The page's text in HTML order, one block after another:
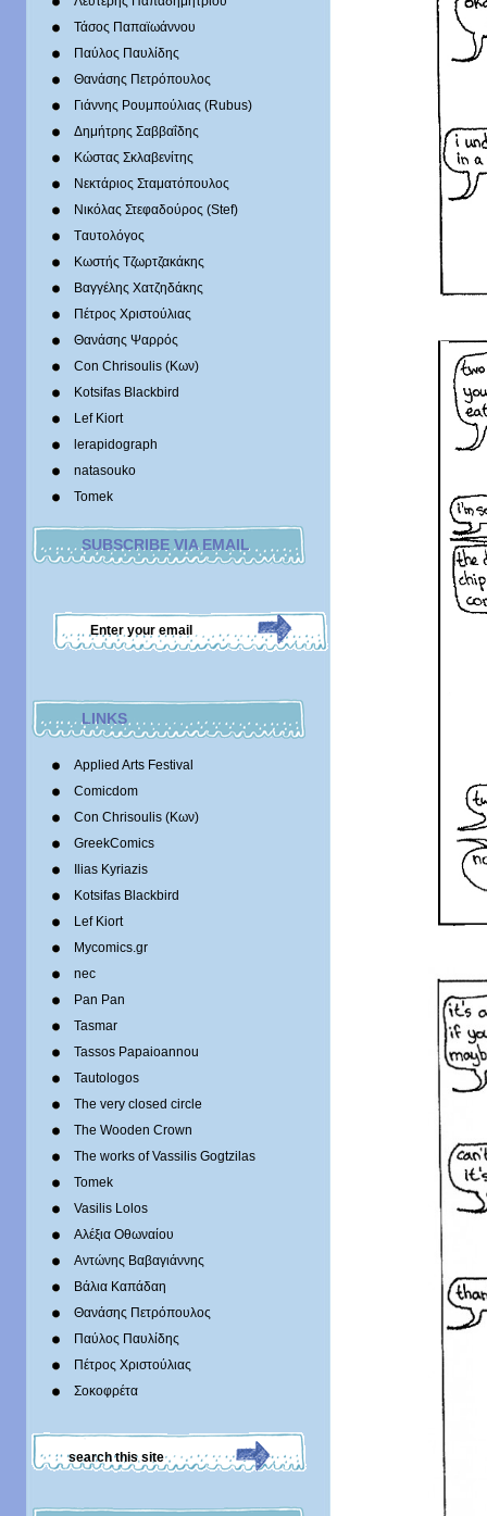
Τάσος Παπαϊωάννου
Παύλος Παυλίδης
Θανάσης Πετρόπουλος
Γιάννης Ρουμπούλιας (Rubus)
Δημήτρης Σαββαΐδης
Κώστας Σκλαβενίτης
Νεκτάριος Σταματόπουλος
Νικόλας Στεφαδούρος (Stef)
Tαυτολόγος
Κωστής Τζωρτζακάκης
Βαγγέλης Χατζηδάκης
Πέτρος Χριστούλιας
Θανάσης Ψαρρός
Con Chrisoulis (Κων)
Kotsifas Blackbird
Lef Kiort
lerapidograph
natasouko
Tomek
SUBSCRIBE VIA EMAIL
LINKS
Applied Arts Festival
Comicdom
Con Chrisoulis (Κων)
GreekComics
Ilias Kyriazis
Kotsifas Blackbird
Lef Kiort
Mycomics.gr
nec
Pan Pan
Tasmar
Tassos Papaioannou
Tautologos
The very closed circle
The Wooden Crown
The works of Vassilis Gogtzilas
Tomek
Vasilis Lolos
Αλέξια Οθωναίου
Αντώνης Βαβαγιάννης
Βάλια Καπάδαη
Θανάσης Πετρόπουλος
Παύλος Παυλίδης
Πέτρος Χριστούλιας
Σοκοφρέτα